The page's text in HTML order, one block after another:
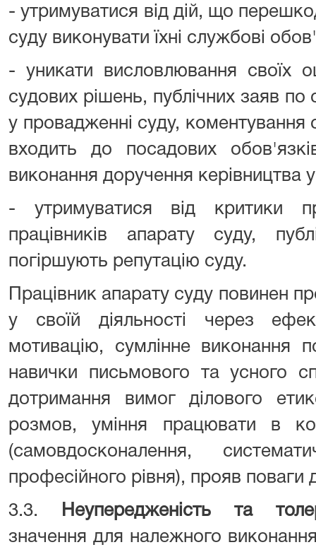
- утримуватися від дій, що
суду виконувати їхні службові
- уникати висловлювання своїх
судових рішень, публічних заяв по
у провадженні суду,
входить до посадових
виконання доручення керівництва
- утримуватися від критики
працівників апарату суду,
погіршують репутацію суду.
Працівник апарату суду повинен
у своїй діяльності через
мотивацію, сумлінне виконання
навички письмового та усного
дотримання вимог ділового
розмов, уміння працювати в
(самовдосконалення,
професійного рівня), прояв поваги
3.3.
Неупередженість та
значення для належного